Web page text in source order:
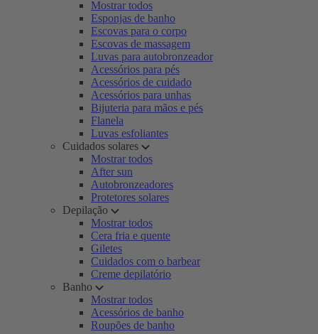
Mostrar todos
Esponjas de banho
Escovas para o corpo
Escovas de massagem
Luvas para autobronzeador
Acessórios para pés
Acessórios de cuidado
Acessórios para unhas
Bijuteria para mãos e pés
Flanela
Luvas esfoliantes
Cuidados solares
Mostrar todos
After sun
Autobronzeadores
Protetores solares
Depilação
Mostrar todos
Cera fria e quente
Giletes
Cuidados com o barbear
Creme depilatório
Banho
Mostrar todos
Acessórios de banho
Roupões de banho